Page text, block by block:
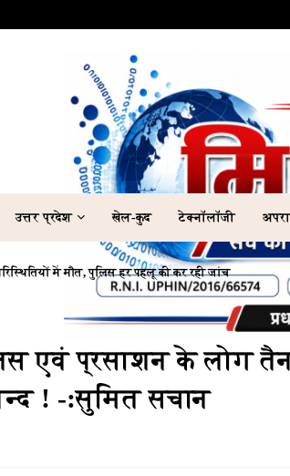
उत्तर प्रदेश खेल-कुद टेक्नॉलॉजी
में मौत, पुलिस हर पहलू की कर रही जांच
एवं प्रसाशन के लोग
! -:सुमित सचान